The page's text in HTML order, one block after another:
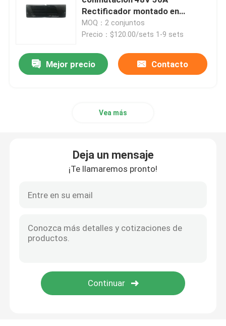
Sistema Híbrido de Telecomunicaciones
Modulo de rectificador
Batería de litio de las telecomunicaciones
Rectificador montado en
bastidor DELTA ESR-48 56BC
MOQ：2 conjuntos
Precio：$120.00/sets 1-9 sets
Mejor precio Contacto
Vea más
Deja un mensaje
¡Te llamaremos pronto!